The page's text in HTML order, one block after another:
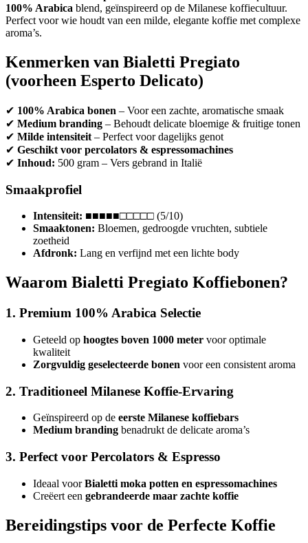
100% Arabica blend, geïnspireerd op de Milanese koffiecultuur.
Perfect voor wie houdt van een milde, elegante koffie met complexe
aroma’s.
Kenmerken van Bialetti Pregiato
(voorheen Esperto Delicato)
✔ 100% Arabica bonen – Voor een zachte, aromatische smaak
✔ Medium branding – Behoudt delicate bloemige & fruitige tonen
✔ Milde intensiteit – Perfect voor dagelijks genot
✔ Geschikt voor percolators & espressomachines
✔ Inhoud: 500 gram – Vers gebrand in Italië
Smaakprofiel
Intensiteit: ■■■■■□□□□□ (5/10)
Smaaktonen: Bloemen, gedroogde vruchten, subtiele
zoetheid
Afdronk: Lang en verfijnd met een lichte body
Waarom Bialetti Pregiato Koffiebonen?
1. Premium 100% Arabica Selectie
Geteeld op hoogtes boven 1000 meter voor optimale
kwaliteit
Zorgvuldig geselecteerde bonen voor een consistent aroma
2. Traditioneel Milanese Koffie-Ervaring
Geïnspireerd op de eerste Milanese koffiebars
Medium branding benadrukt de delicate aroma’s
3. Perfect voor Percolators & Espresso
Ideaal voorBialetti moka potten en espressomachines
Creëert een gebrandeerde maar zachte koffie
Bereidingstips voor de Perfecte Koffie